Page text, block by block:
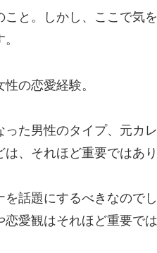
と。しかし、ここで気
の恋愛経験。
た男性のタイプ、元カ
、それほど重要ではあり
話題にするべきなので
愛観はそれほど重要で